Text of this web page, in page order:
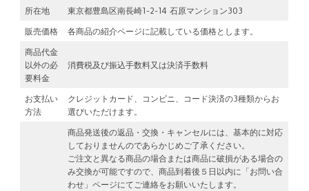
所在地
東京都豊島区南長崎1-2-14 石原マンション303
販売価格
各商品の紹介ページに記載している価格とします。
商品代金
以外の必
要料金
消費税及び振込手数料又は決済手数料
お支払い
方法
クレジットカード、コンビニ、コード決済の3種類からお
選びいただけます。
商品発送後の返品・交換・キャンセルには、基本的に対応
しておりませんのであらかじめご了承ください。
ご注文と異なる商品の場合または商品に破損がある場合の
み交換が可能ですので、商品到着後５日以内に「お問い合
わせ」ページにてご連絡をお願いいたします。